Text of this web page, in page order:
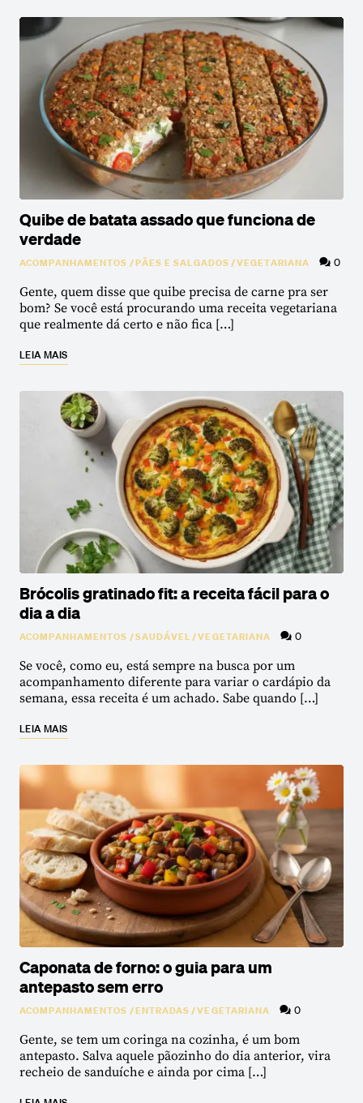
Quibe de batata assado que funciona de
verdade
ACOMPANHAMENTOS /PÃES E SALGADOS/VEGETARIANA 0
Gente, quem disse que quibe precisa de carne pra ser
bom? Se você está procurando uma receita vegetariana
que realmente dá certo e não fica […]
LEIA MAIS
Brócolis gratinado fit: a receita fácil para o
dia a dia
ACOMPANHAMENTOS /SAUDÁVEL/VEGETARIANA 0
Se você, como eu, está sempre na busca por um
acompanhamento diferente para variar o cardápio da
semana, essa receita é um achado. Sabe quando […]
LEIA MAIS
Caponata de forno: o guia para um
antepasto sem erro
ACOMPANHAMENTOS /ENTRADAS/VEGETARIANA 0
Gente, se tem um coringa na cozinha, é um bom
antepasto. Salva aquele pãozinho do dia anterior, vira
recheio de sanduíche e ainda por cima […]